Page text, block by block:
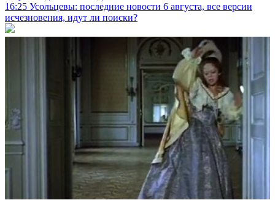
16:25 Усольцевы: последние новости 6 августа, все версии
исчезновения, идут ли поиски?